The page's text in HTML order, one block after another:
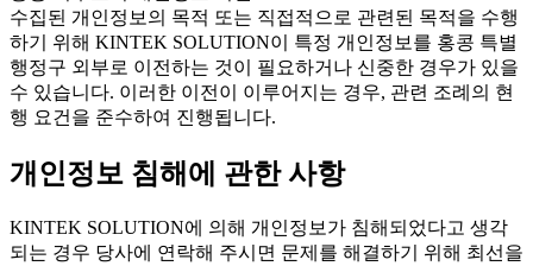
수집된 개인정보의 목적 또는 직접적으로 관련된 목적을 수행
하기 위해 KINTEK SOLUTION이 특정 개인정보를 홍콩 특별
행정구 외부로 이전하는 것이 필요하거나 신중한 경우가 있을
수 있습니다. 이러한 이전이 이루어지는 경우, 관련 조례의 현
행 요건을 준수하여 진행됩니다.
개인정보 침해에 관한 사항
KINTEK SOLUTION에 의해 개인정보가 침해되었다고 생각
되는 경우 당사에 연락해 주시면 문제를 해결하기 위해 최선을